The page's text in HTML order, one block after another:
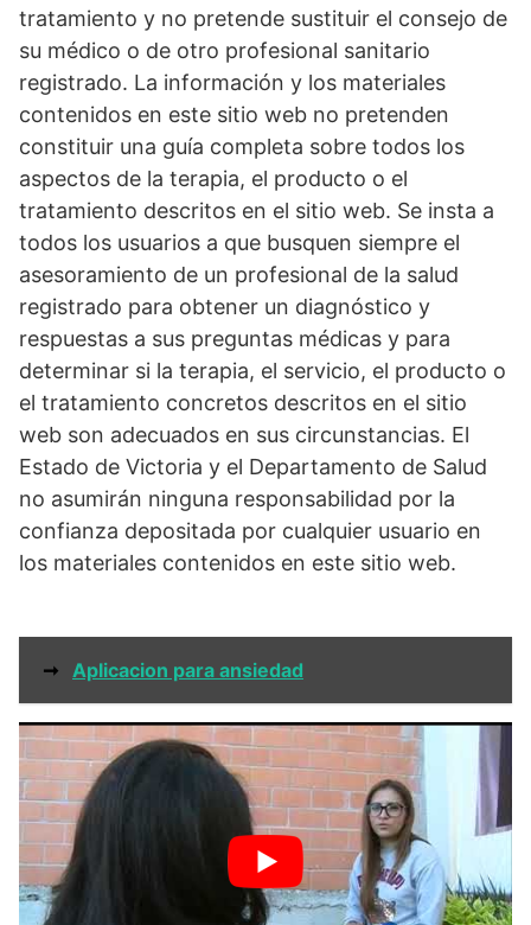
tratamiento y no pretende sustituir el consejo de
su médico o de otro profesional sanitario
registrado. La información y los materiales
contenidos en este sitio web no pretenden
constituir una guía completa sobre todos los
aspectos de la terapia, el producto o el
tratamiento descritos en el sitio web. Se insta a
todos los usuarios a que busquen siempre el
asesoramiento de un profesional de la salud
registrado para obtener un diagnóstico y
respuestas a sus preguntas médicas y para
determinar si la terapia, el servicio, el producto o
el tratamiento concretos descritos en el sitio
web son adecuados en sus circunstancias. El
Estado de Victoria y el Departamento de Salud
no asumirán ninguna responsabilidad por la
confianza depositada por cualquier usuario en
los materiales contenidos en este sitio web.
➞ Aplicacion para ansiedad